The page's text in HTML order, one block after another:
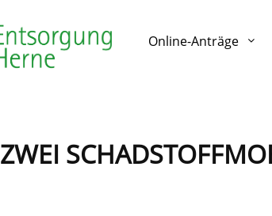
Online-Anträge
ZWEI